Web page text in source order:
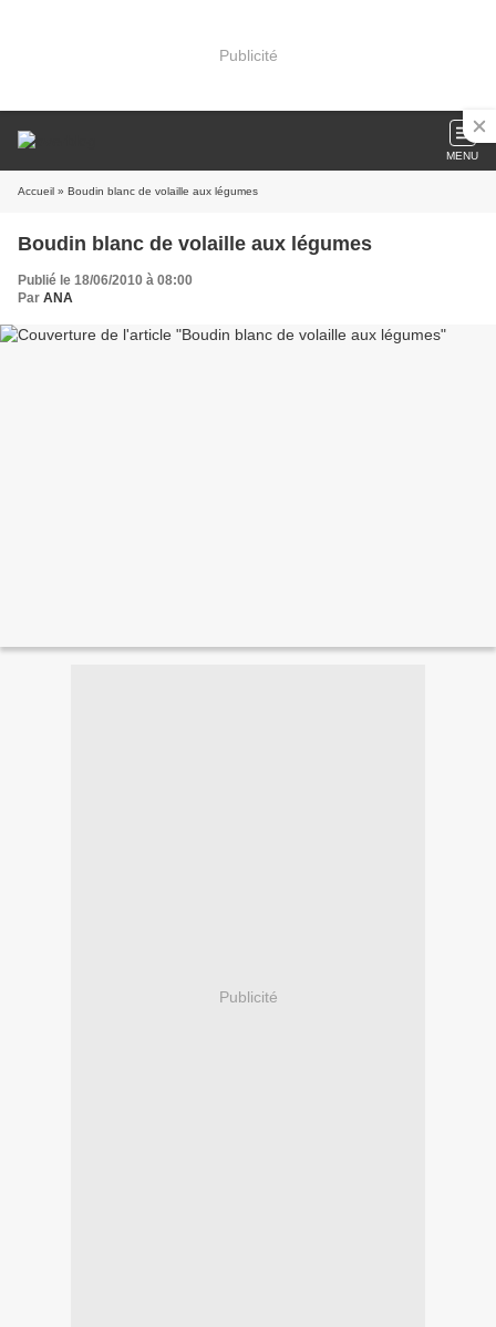
Publicité
MENU
Accueil » Boudin blanc de volaille aux légumes
Boudin blanc de volaille aux légumes
Publié le 18/06/2010 à 08:00
Par ANA
Publicité